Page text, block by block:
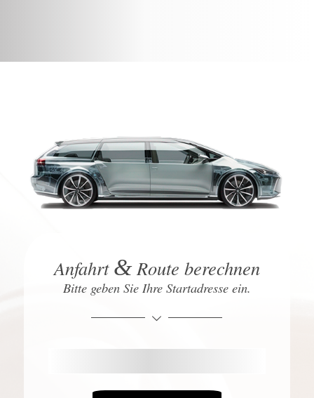
Anfahrt &Route berechnen
Bitte geben Sie Ihre Startadresse ein.